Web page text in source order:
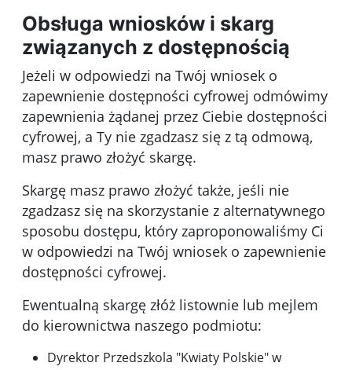
Obsługa wniosków i skarg
związanych z dostępnością
Jeżeli w odpowiedzi na Twój wniosek o
zapewnienie dostępności cyfrowej odmówimy
zapewnienia żądanej przez Ciebie dostępności
cyfrowej, a Ty nie zgadzasz się z tą odmową,
masz prawo złożyć skargę.
Skargę masz prawo złożyć także, jeśli nie
zgadzasz się na skorzystanie z alternatywnego
sposobu dostępu, który zaproponowaliśmy Ci
w odpowiedzi na Twój wniosek o zapewnienie
dostępności cyfrowej.
Ewentualną skargę złóż listownie lub mejlem
do kierownictwa naszego podmiotu:
Dyrektor Przedszkola "Kwiaty Polskie" w